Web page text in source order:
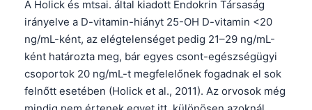
A Holick és mtsai. által kiadott Endokrin Társaság
irányelve a D-vitamin-hiányt 25-OH D-vitamin <20
ng/mL-ként, az elégtelenséget pedig 21–29 ng/mL-
ként határozta meg, bár egyes csont-egészségügyi
csoportok 20 ng/mL-t megfelelőnek fogadnak el sok
felnőtt esetében (Holick et al., 2011). Az orvosok még
Ślōnskŏ gŏdka
Norsk bokmål